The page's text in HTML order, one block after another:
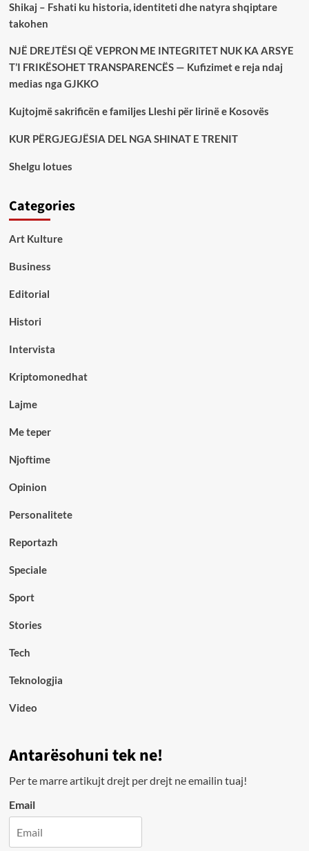
Shikaj – Fshati ku historia, identiteti dhe natyra shqiptare
takohen
NJË DREJTËSI QË VEPRON ME INTEGRITET NUK KA ARSYE
T’I FRIKËSOHET TRANSPARENCËS — Kufizimet e reja ndaj
medias nga GJKKO
Kujtojmë sakrificën e familjes Lleshi për lirinë e Kosovës
KUR PËRGJEGJËSIA DEL NGA SHINAT E TRENIT
Shelgu lotues
Categories
Art Kulture
Business
Editorial
Histori
Intervista
Kriptomonedhat
Lajme
Me teper
Njoftime
Opinion
Personalitete
Reportazh
Speciale
Sport
Stories
Tech
Teknologjia
Video
Antarësohuni tek ne!
Per te marre artikujt drejt per drejt ne emailin tuaj!
Email